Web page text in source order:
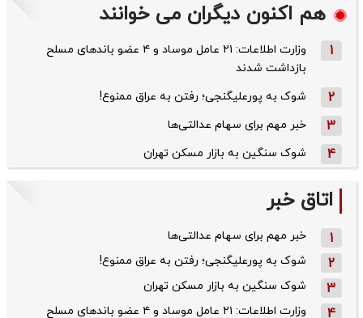
هم اکنون دیگران می خوانند
1
وزارت اطلاعات: ۲۱ عامل موساد و ۴ عضو باندهای مسلح
بازداشت شدند
2 شوک به پورعلیگنجی؛ رفتن به عراق ممنوع!
3 خبر مهم برای سهام عدالتی‌ها
4 شوک سنگین به بازار مسکن تهران
اتاق خبر
1 خبر مهم برای سهام عدالتی‌ها
2 شوک به پورعلیگنجی؛ رفتن به عراق ممنوع!
3 شوک سنگین به بازار مسکن تهران
4
وزارت اطلاعات: ۲۱ عامل موساد و ۴ عضو باندهای مسلح